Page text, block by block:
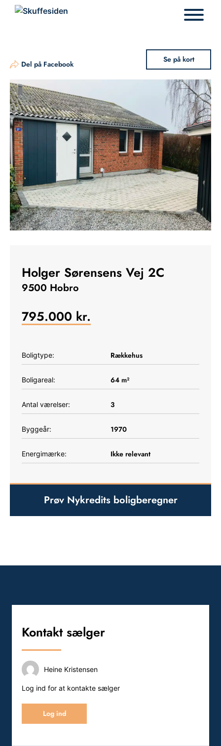
Del på Facebook Se på kort
Holger Sørensens Vej 2C
9500 Hobro
795.000 kr.
Boligtype: Rækkehus
Boligareal: 64 m²
Antal værelser: 3
Byggeår: 1970
Energimærke: Ikke relevant
Prøv Nykredits boligberegner
Kontakt sælger
Heine Kristensen
Log ind for at kontakte sælger
Log ind